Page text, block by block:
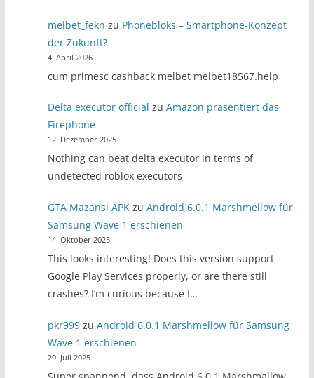
melbet_fekn zu Phonebloks – Smartphone-Konzept
der Zukunft?
4. April 2026
cum primesc cashback melbet melbet18567.help
Delta executor official zuAmazon präsentiert das
Firephone
12. Dezember 2025
Nothing can beat delta executor in terms of
undetected roblox executors
GTA Mazansi APK zuAndroid 6.0.1 Marshmellow für
Samsung Wave 1 erschienen
14. Oktober 2025
This looks interesting! Does this version support
Google Play Services properly, or are there still
crashes? I’m curious because I…
pkr999 zuAndroid 6.0.1 Marshmellow für Samsung
Wave 1 erschienen
29. Juli 2025